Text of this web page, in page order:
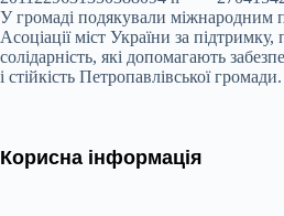
У громаді подякували міжнародним
Асоціації міст України за підтримку,
солідарність, які допомагають
і стійкість Петропавлівської громади.
Корисна інформація